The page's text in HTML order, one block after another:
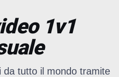
1v1
da tutto il mondo tramite